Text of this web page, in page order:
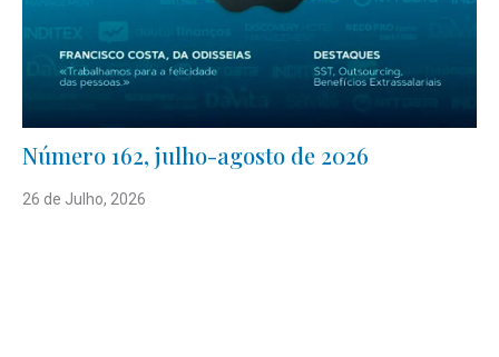
Número 162, julho-agosto de 2026
26 de Julho, 2026